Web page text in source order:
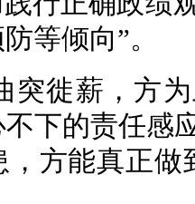
等倾向”。
突徙薪，方
下的责任感
方能真正做